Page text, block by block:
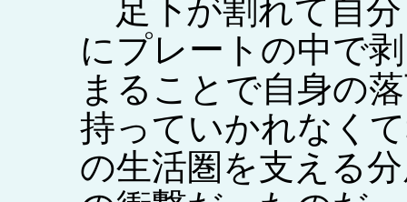
足下が割れて自分
にプレートの中で
まることで自身の
持っていかれなく
の生活圏を支える